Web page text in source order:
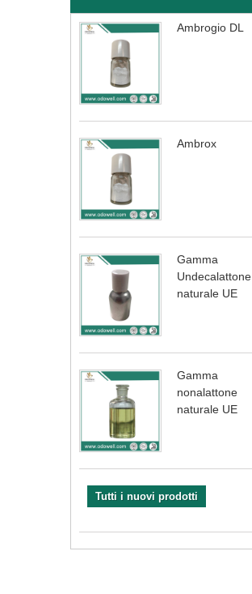
Ambrogio DL
Ambrox
Gamma
Undecalattone
naturale UE
Gamma
nonalattone
naturale UE
Tutti i nuovi prodotti